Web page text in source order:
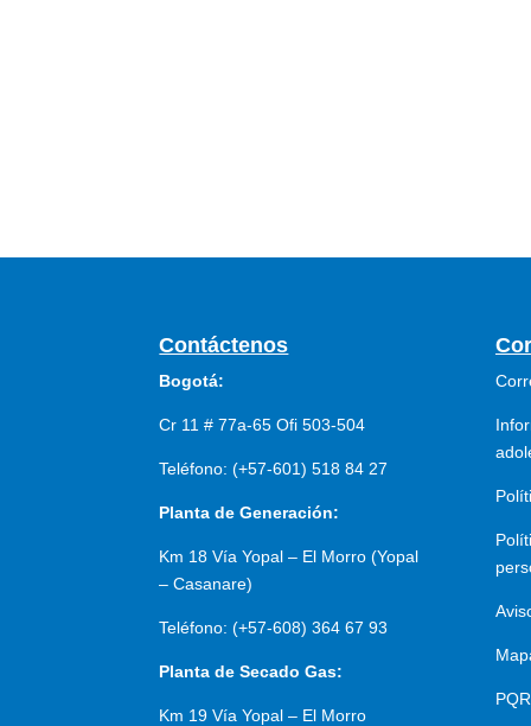
Contáctenos
Bogotá:
Cr 11 # 77a-65 Ofi 503-504
Teléfono: (+57-601) 518 84 27
Planta de Generación:
Km 18 Vía Yopal – El Morro (Yopal
– Casanare)
Teléfono: (+57-608) 364 67 93
Planta de Secado Gas:
Km 19 Vía Yopal – El Morro
PQR